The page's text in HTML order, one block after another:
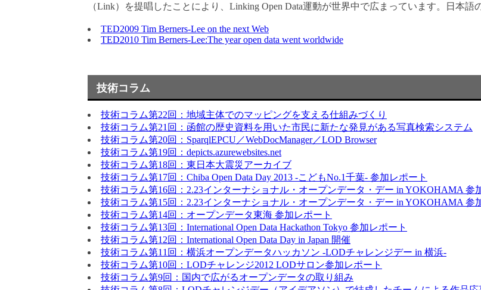
（Link）を提唱したことにより、Linking Open Data運動が世界中で広まっています。日本語
TED2009 Tim Berners-Lee on the next Web
TED2010 Tim Berners-Lee:The year open data went worldwide
技術コラム
技術コラム第22回：地域主体でのマッピングを支える仕組みづくり
技術コラム第21回：函館の歴史資料を用いた市民に新たな発見がある写真検索システム
技術コラム第20回：SparqlEPCU／WebDocManager／LOD Browser
技術コラム第19回：depicts.azurewebsites.net
技術コラム第18回：東日本大震災アーカイブ
技術コラム第17回：Chiba Open Data Day 2013 -こどもNo.1千葉- 参加レポート
技術コラム第16回：2.23インターナショナル・オープンデータ・デー in YOKOHAMA 参
技術コラム第15回：2.23インターナショナル・オープンデータ・デー in YOKOHAMA 参
技術コラム第14回：オープンデータ東海 参加レポート
技術コラム第13回：International Open Data Hackathon Tokyo 参加レポート
技術コラム第12回：International Open Data Day in Japan 開催
技術コラム第11回：横浜オープンデータハッカソン -LODチャレンジデー in 横浜-
技術コラム第10回：LODチャレンジ2012 LODサロン参加レポート
技術コラム第9回：国内で広がるオープンデータの取り組み